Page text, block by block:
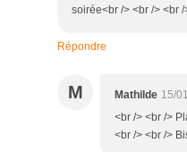
soirée<br /> <br /> <br /
Répondre
M Mathilde 15/
<br /> <br />
<br /> <br />